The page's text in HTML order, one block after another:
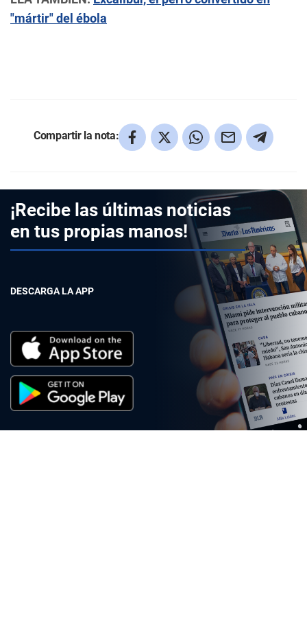
"mártir" del ébola
Compartir la nota:
¡Recibe las últimas noticias
en tus propias manos!
DESCARGA LA APP